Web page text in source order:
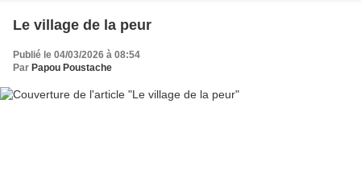
Le village de la peur
Publié le 04/03/2026 à 08:54
Par Papou Poustache